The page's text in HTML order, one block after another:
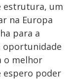
estrutura, um
na Europa
para a
oportunidade
o melhor
espero poder